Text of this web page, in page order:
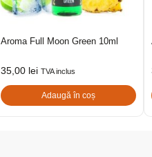
Aroma Full Moon Green 10ml
35,00 lei TVA inclus
Adaugă în coș